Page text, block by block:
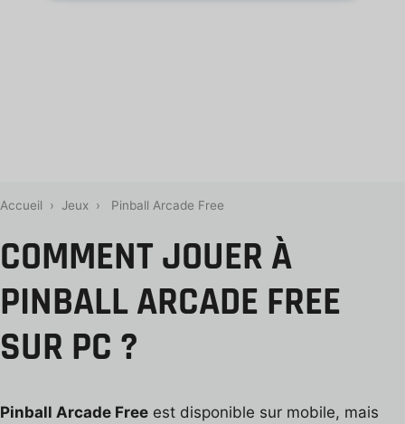
Accueil › Jeux › Pinball Arcade Free
COMMENT JOUER À
PINBALL ARCADE FREE
SUR PC ?
Pinball Arcade Free est disponible sur mobile, mais